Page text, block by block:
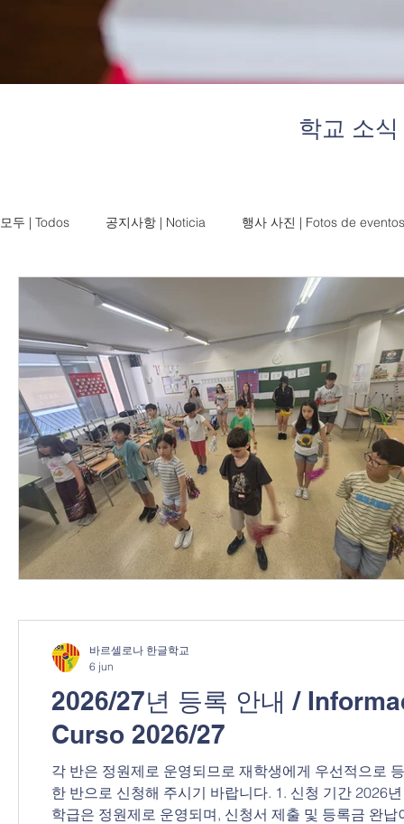
학교 소식
모두 | Todos 공지사항 | Noticia 행사 사진 | Fotos de eventos
2026/27년 등록 안내 / Información sobre la Matrícula para el
Curso 2026/27
각 반은 정원제로 운영되므로 재학생에게 우선적으로
한 반으로 신청해 주시기 바랍니다. 1. 신청 기간 2026년 6월 20일 ~ 7월 20일 2. 등록금 납부 2026년 9월 12일까지 납부 각
학급은 정원제로 운영되며, 신청서 제출 및 등록금 완
바르셀로나 한글학교
6 jun